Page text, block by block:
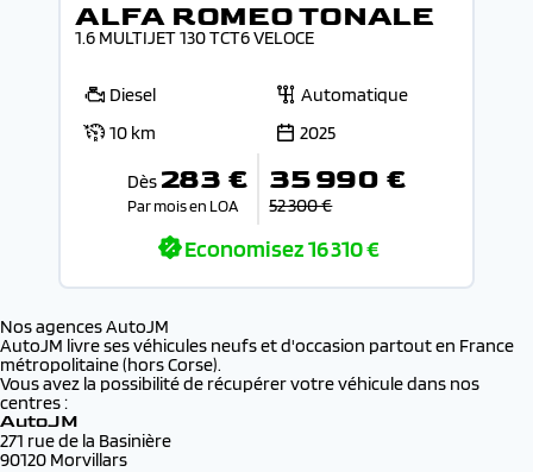
ALFA ROMEO TONALE
1.6 MULTIJET 130 TCT6 VELOCE
Diesel
Automatique
10 km
2025
Dès 283 €
Par mois en LOA
35 990 €
52 300 €
Economisez16 310 €
Nos agences AutoJM
AutoJM livre ses véhicules neufs et d'occasion partout en France
métropolitaine (hors Corse).
Vous avez la possibilité de récupérer votre véhicule dans nos
centres :
AutoJM
271 rue de la Basinière
90120 Morvillars